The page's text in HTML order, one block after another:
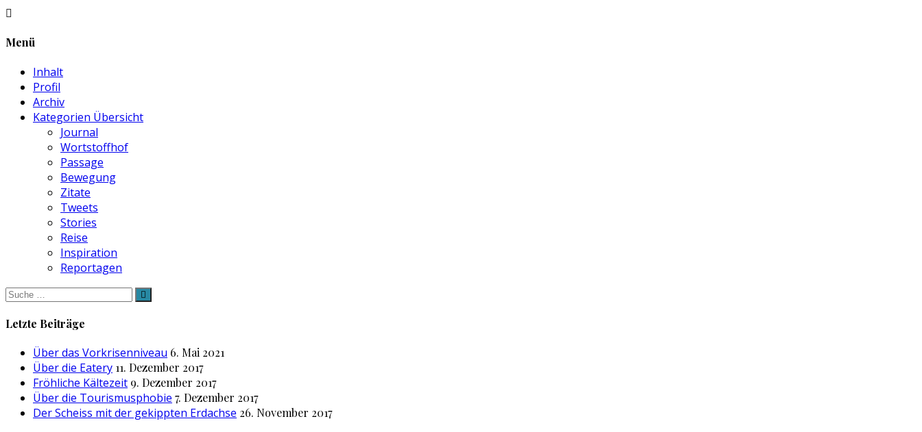
Menü
Inhalt
Profil
Archiv
Kategorien Übersicht
Journal
Wortstoffhof
Passage
Bewegung
Zitate
Tweets
Stories
Reise
Inspiration
Reportagen
Suche
nach:
Letzte Beiträge
Über das Vorkrisenniveau 6. Mai 2021
Über die Eatery 11. Dezember 2017
Fröhliche Kältezeit 9. Dezember 2017
Über die Tourismusphobie 7. Dezember 2017
Der Scheiss mit der gekippten Erdachse 26. November 2017